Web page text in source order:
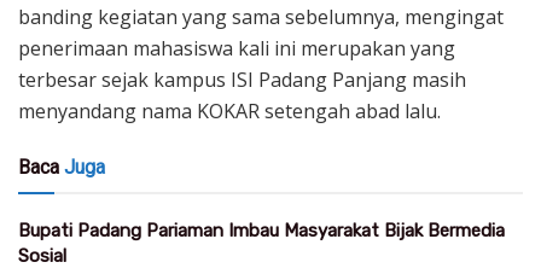
banding kegiatan yang sama sebelumnya, mengingat
penerimaan mahasiswa kali ini merupakan yang
terbesar sejak kampus ISI Padang Panjang masih
menyandang nama KOKAR setengah abad lalu.
Baca Juga
Bupati Padang Pariaman Imbau Masyarakat Bijak Bermedia
Sosial